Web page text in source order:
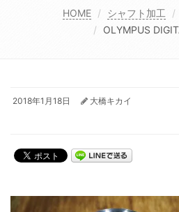
HOME シャフト加工
OLYMPUS
2018年1月18日 大橋キカイ